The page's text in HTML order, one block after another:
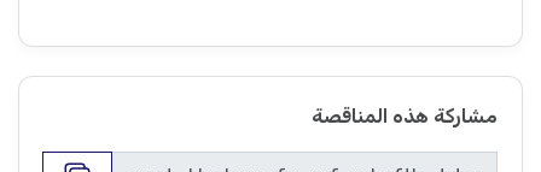
مشاركة هذه المناقصة